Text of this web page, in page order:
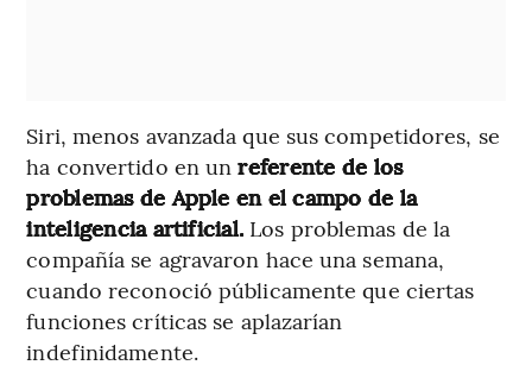
Siri, menos avanzada que sus competidores, se
ha convertido en unreferente de los
problemas de Apple en el campo de la
inteligencia artificial. Los problemas de la
compañía se agravaron hace una semana,
cuando reconoció públicamente que ciertas
funciones críticas se aplazarían
indefinidamente.